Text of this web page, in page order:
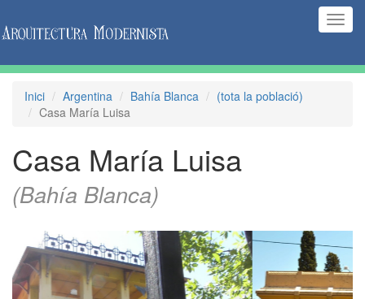
Inici Argentina Bahía Blanca
(tota la població)
Casa María Luisa
Casa María Luisa
(Bahía Blanca)